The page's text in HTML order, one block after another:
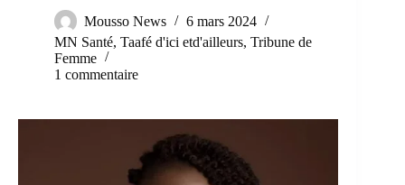
Mousso News
6 mars 2024
MN Santé, Taafé d'ici etd'ailleurs, Tribune de
Femme
1 commentaire